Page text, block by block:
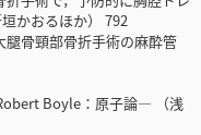
かおるほか） 792
腿骨頸部骨折手術の麻酔管
Boyle：原子論― （浅